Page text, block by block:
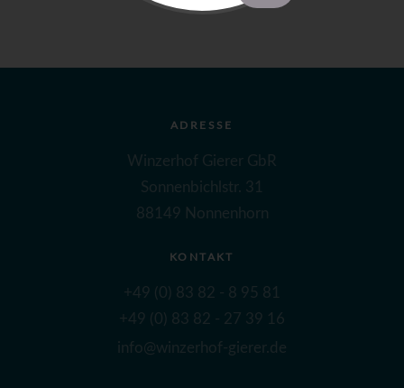
ADRESSE
Winzerhof Gierer GbR
Sonnenbichlstr. 31
88149 Nonnenhorn
KONTAKT
+49 (0) 83 82 - 8 95 81
+49 (0) 83 82 - 27 39 16
info@winzerhof-gierer.de